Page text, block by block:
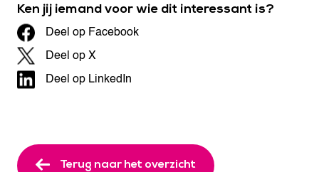
Ken jij iemand voor wie dit interessant is?
Deel op Facebook
Deel op X
Deel op LinkedIn
Terug naar het overzicht